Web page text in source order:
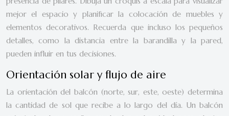
mejor el espacio y planificar la colocación de muebles y
elementos decorativos. Recuerda que incluso los pequeños
detalles, como la distancia entre la barandilla y la pared,
pueden influir en tus decisiones.
Orientación solar y flujo de aire
La orientación del balcón (norte, sur, este, oeste) determina
la cantidad de sol que recibe a lo largo del día. Un balcón